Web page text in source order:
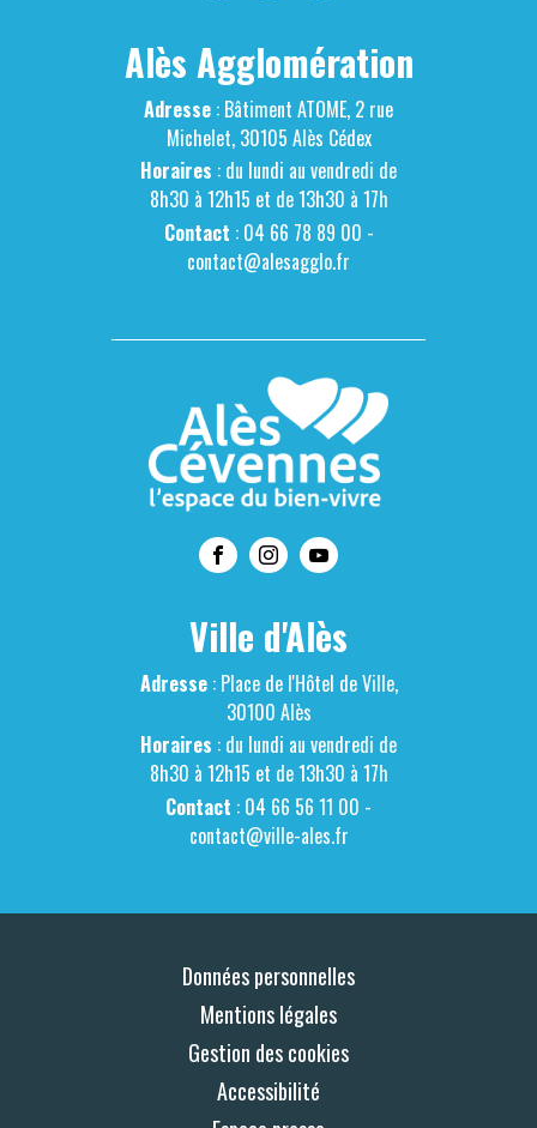
Alès Agglomération
Adresse : Bâtiment ATOME, 2 rue
Michelet, 30105 Alès Cédex
Horaires : du lundi au vendredi de
8h30 à 12h15 et de 13h30 à 17h
Contact : 04 66 78 89 00 -
contact@alesagglo.fr
Ville d'Alès
Adresse: Place de l'Hôtel de Ville,
30100 Alès
Horaires : du lundi au vendredi de
8h30 à 12h15 et de 13h30 à 17h
Contact : 04 66 56 11 00 -
contact@ville-ales.fr
Données personnelles
Mentions légales
Gestion des cookies
Accessibilité